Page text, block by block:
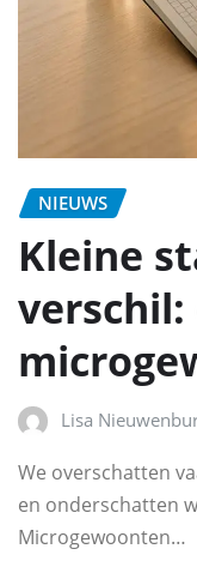
NIEUWS
Kleine
Lisa
We overschatten
en onderschatten
Microgewoonten…